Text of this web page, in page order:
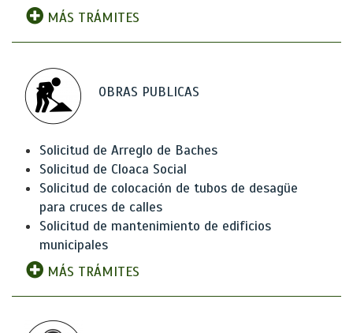
MÁS TRÁMITES
OBRAS PUBLICAS
Solicitud de Arreglo de Baches
Solicitud de Cloaca Social
Solicitud de colocación de tubos de desagüe
para cruces de calles
Solicitud de mantenimiento de edificios
municipales
MÁS TRÁMITES